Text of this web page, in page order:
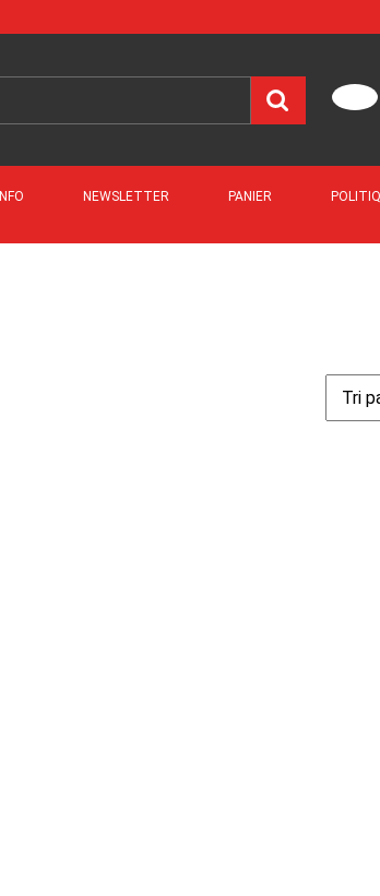
INFO NEWSLETTER PANIER